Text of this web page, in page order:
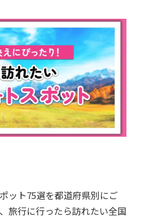
ット75選を都道府県別にご
旅行に行ったら訪れたい全国